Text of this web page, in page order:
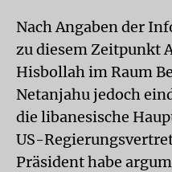
Nach Angaben der
zu diesem Zeitpunkt
Hisbollah im Raum
Netanjahu jedoch
die libanesische
US-
Präsident habe